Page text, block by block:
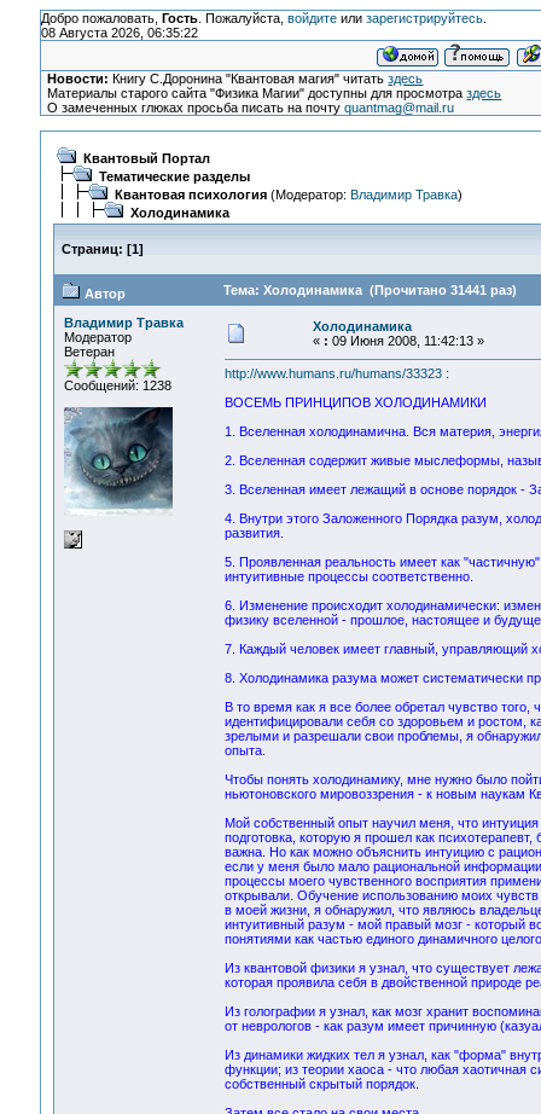
Добро пожаловать, Гость. Пожалуйста, войдитеили зарегистрируйтесь.
08 Августа 2026, 06:35:22
Новости: Книгу С.Доронина "Квантовая магия" читатьздесь
Материалы старого сайта "Физика Магии" доступны для просмотраздесь
О замеченных глюках просьба писать на почтуquantmag@mail.ru
Квантовый Портал
Тематические разделы
Квантовая психология(Модератор: Владимир Травка)
Холодинамика
Страниц: [1]
Автор Тема: Холодинамика (Прочитано 31441 раз)
Владимир Травка
Модератор
Ветеран
Сообщений: 1238
Холодинамика
« : 09 Июня 2008, 11:42:13 »
http://www.humans.ru/humans/33323:
ВОСЕМЬ ПРИНЦИПОВ ХОЛОДИНАМИКИ
1. Вселенная холодинамична. Вся материя,
2. Вселенная содержит живые мыслеформы,
3. Вселенная имеет лежащий в основе порядок -
4. Внутри этого Заложенного Порядка разум,
развития.
5. Проявленная реальность имеет как
интуитивные процессы соответственно.
6. Изменение происходит холодинамически:
физику вселенной - прошлое, настоящее и
7. Каждый человек имеет главный, управляющий
8. Холодинамика разума может систематически
В то время как я все более обретал чувство
идентифицировали себя со здоровьем и ростом,
зрелыми и разрешали свои проблемы, я
опыта.
Чтобы понять холодинамику, мне нужно было
ньютоновского мировоззрения - к новым наукам
Мой собственный опыт научил меня, что интуиция
подготовка, которую я прошел как
важна. Но как можно объяснить интуицию с
если у меня было мало рациональной
процессы моего чувственного восприятия
открывали. Обучение использованию моих
в моей жизни, я обнаружил, что являюсь
интуитивный разум - мой правый мозг - который
понятиями как частью единого динамичного
Из квантовой физики я узнал, что существует
которая проявила себя в двойственной природе
Из голографии я узнал, как мозг хранит
от неврологов - как разум имеет причинную
Из динамики жидких тел я узнал, как "форма"
функции; из теории хаоса - что любая хаотичная
собственный скрытый порядок.